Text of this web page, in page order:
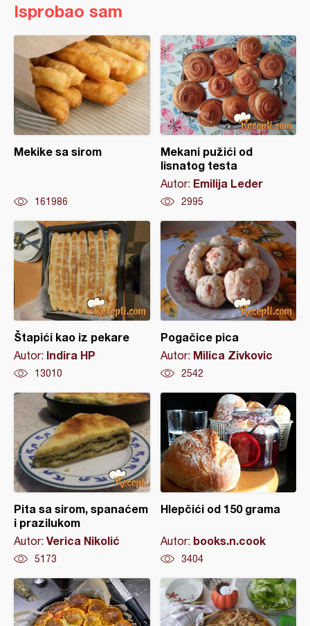
Isprobao sam
Mekike sa sirom
161986
Mekani pužići od
lisnatog testa
Autor: Emilija Leder
2995
Štapići kao iz pekare
Autor: Indira HP
13010
Pogačice pica
Autor: Milica Zivkovic
2542
Pita sa sirom, spanaćem
i prazilukom
Autor: Verica Nikolić
5173
Hlepčići od 150 grama
Autor: books.n.cook
3404